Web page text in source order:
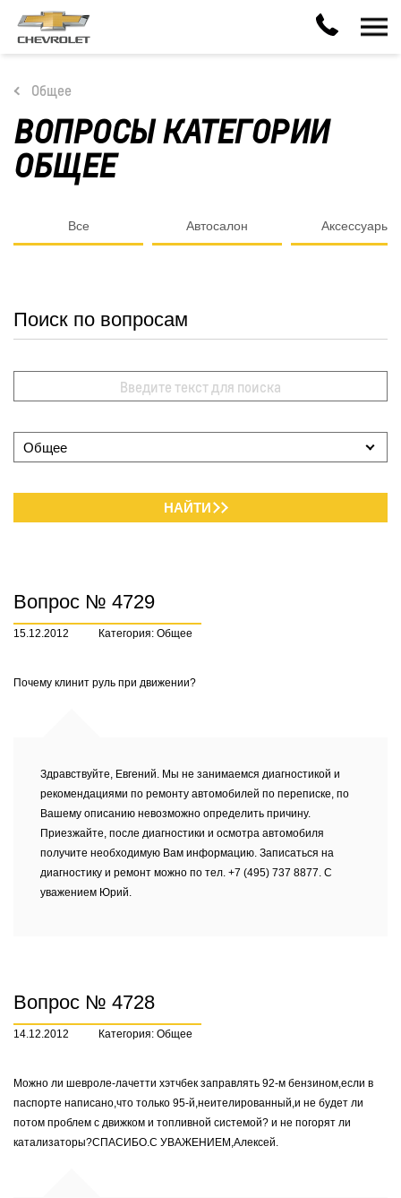
Общее
ВОПРОСЫ КАТЕГОРИИ
ОБЩЕЕ
Все Автосалон Аксессуары
Поиск по вопросам
Общее
НАЙТИ
Вопрос № 4729
15.12.2012 Категория: Общее
Почему клинит руль при движении?
Здравствуйте, Евгений. Мы не занимаемся диагностикой и
рекомендациями по ремонту автомобилей по переписке, по
Вашему описанию невозможно определить причину.
Приезжайте, после диагностики и осмотра автомобиля
получите необходимую Вам информацию. Записаться на
диагностику и ремонт можно по тел. +7 (495) 737 8877. С
уважением Юрий.
Вопрос № 4728
14.12.2012 Категория: Общее
Можно ли шевроле-лачетти хэтчбек заправлять 92-м бензином,если в
паспорте написано,что только 95-й,неителированный,и не будет ли
потом проблем с движком и топливной системой? и не погорят ли
катализаторы?CПАСИБО.С УВАЖЕНИЕМ,Алексей.